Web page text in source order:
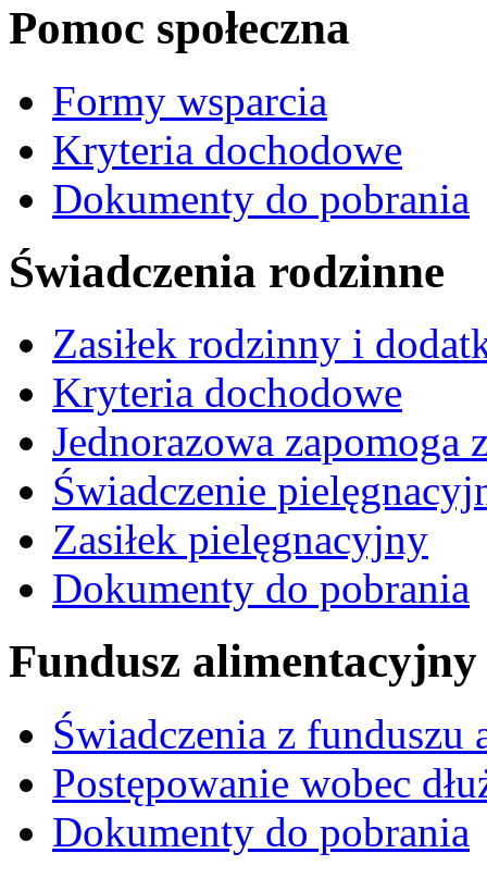
Pomoc społeczna
Formy wsparcia
Kryteria dochodowe
Dokumenty do pobrania
Świadczenia rodzinne
Zasiłek rodzinny i
Kryteria dochodowe
Jednorazowa zapomoga
Świadczenie
Zasiłek pielęgnacyjny
Dokumenty do pobrania
Fundusz alimentacyjny
Świadczenia z funduszu
Postępowanie wobec
Dokumenty do pobrania